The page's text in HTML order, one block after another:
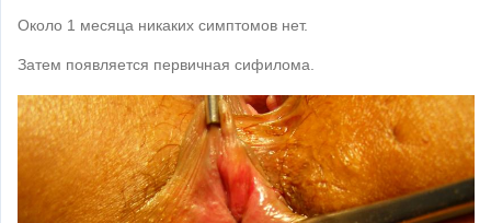
Около 1 месяца никаких симптомов нет.
Затем появляется первичная сифилома.